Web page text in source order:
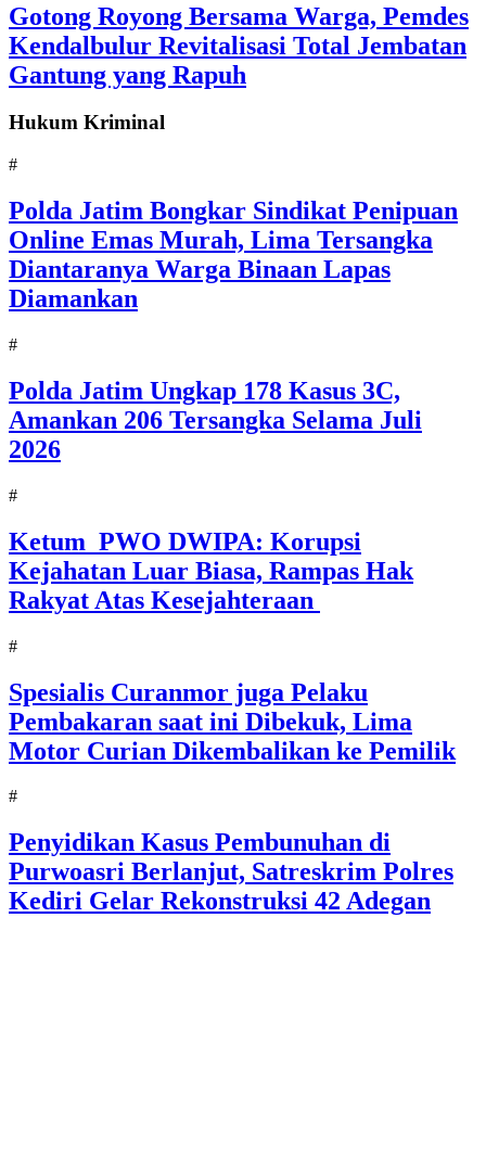
Gotong Royong Bersama Warga, Pemdes
Kendalbulur Revitalisasi Total Jembatan
Gantung yang Rapuh
Hukum Kriminal
#
Polda Jatim Bongkar Sindikat Penipuan
Online Emas Murah, Lima Tersangka
Diantaranya Warga Binaan Lapas
Diamankan
#
Polda Jatim Ungkap 178 Kasus 3C,
Amankan 206 Tersangka Selama Juli
2026
#
Ketum PWO DWIPA: Korupsi
Kejahatan Luar Biasa, Rampas Hak
Rakyat Atas Kesejahteraan
#
Spesialis Curanmor juga Pelaku
Pembakaran saat ini Dibekuk, Lima
Motor Curian Dikembalikan ke Pemilik
#
Penyidikan Kasus Pembunuhan di
Purwoasri Berlanjut, Satreskrim Polres
Kediri Gelar Rekonstruksi 42 Adegan